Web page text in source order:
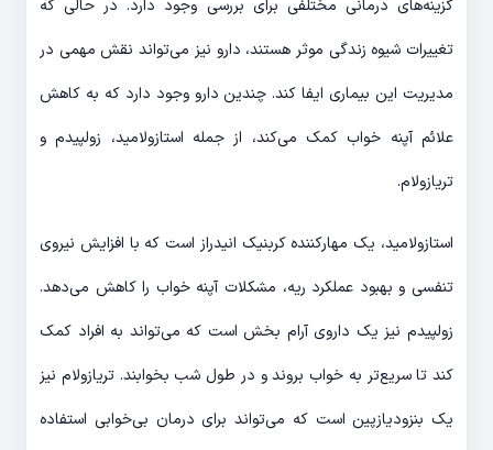
گزینه‌های درمانی مختلفی برای بررسی وجود دارد. در حالی که
تغییرات شیوه زندگی موثر هستند، دارو نیز می‌تواند نقش مهمی در
مدیریت این بیماری ایفا کند. چندین دارو وجود دارد که به کاهش
علائم آپنه خواب کمک می‌کند، از جمله استازولامید، زولپیدم و
تریازولام.
استازولامید، یک مهارکننده کربنیک انیدراز است که با افزایش نیروی
تنفسی و بهبود عملکرد ریه، مشکلات آپنه خواب را کاهش می‌دهد.
زولپیدم نیز یک داروی آرام بخش است که می‌تواند به افراد کمک
کند تا سریع‌تر به خواب بروند و در طول شب بخوابند. تریازولام نیز
یک بنزودیازپین است که می‌تواند برای درمان بی‌خوابی استفاده